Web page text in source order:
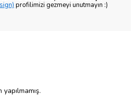
profilimizi gezmeyi unutmayın :)